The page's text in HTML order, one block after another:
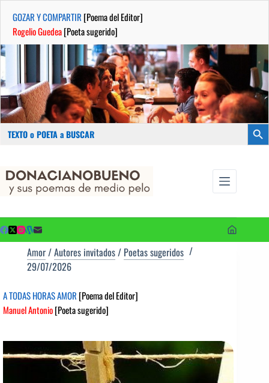
GOZAR Y COMPARTIR [Poema del Editor]
Rogelio Guedea[Poeta sugerido]
Buscar:
contenido
Amor/Autores invitados/ Poetas sugeridos
29/07/2026
A TODAS HORAS AMOR [Poema del Editor]
Manuel Antonio[Poeta sugerido]